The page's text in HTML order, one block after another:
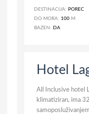
DESTINACIJA: POREC
DO MORA: 100 M
BAZEN: DA
Hotel
All Inclusive hotel
klimatiziran, ima